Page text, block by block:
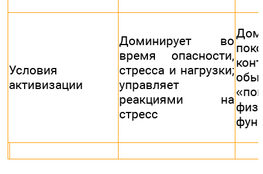
Условия
активизации
Доминирует во
время опасности,
стресса и нагрузки;
управляет
реакциями на
стресс